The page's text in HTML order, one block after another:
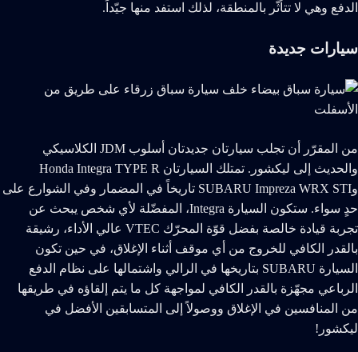
الدفع وهي لا تتأثّر بالمنطقة، لذلك استفد منها جيّداً.
سيارات جديدة
من المقرّر أن تجلب سيارتان جديدتان أسلوب JDM الكلاسيكي
والحديث إلى ليكشور. تمتلك السيارتان Honda Integra TYPE R
وSUBARU Impreza WRX STI تاريخاً في المضمار وفي الشوارع على
حدٍ سواء. ستكون السيارة Integra، المفضّلة لأي شخص يبحث عن
تجربة قيادة خالصة بفضل قوّة المحرّك VTEC عالي الأداء، رشيقة
بالقدر الكافي للخروج من أي موقف أثناء الإغلاق، في حين تكون
السيارة SUBARU بتاريخها في الرالي واشتمالها على نظام الدفع
الرباعي مجهّزة بالقدر الكافي لمواجهة كل ما يتم إلقاؤه في طريقها
من المنافسين في الإغلاق ووصولاً إلى المتسابقين الأفضل في
ليكشور!